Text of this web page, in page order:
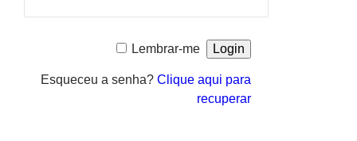
Lembrar-me
Esqueceu a senha? Clique aqui para
recuperar